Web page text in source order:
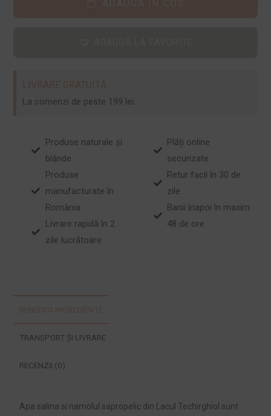
LIVRARE GRATUITĂ
La comenzi de peste 199 lei.
Produse naturale și
blânde
Produse
manufacturate în
România
Livrare rapidă în 2
zile lucrătoare
Plăți online
securizate
Retur facil în 30 de
zile
Banii înapoi în maxim
48 de ore
TRANSPORT ȘI LIVRARE
RECENZII (0)
Apa salina si namolul sapropelic din Lacul Techirghiol sunt